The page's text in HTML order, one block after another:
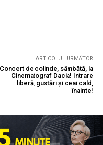
ARTICOLUL URMĂTOR
Concert de colinde, sâmbătă, la
Cinematograf Dacia! Intrare
liberă, gustări și ceai cald,
înainte!